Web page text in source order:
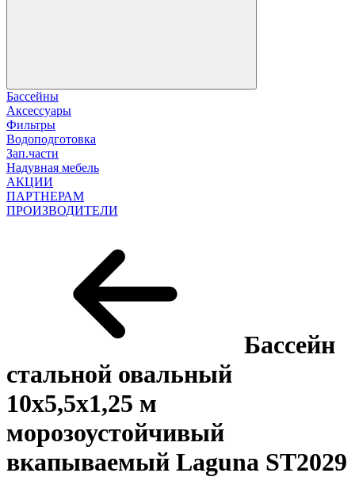
Бассейны
Аксессуары
Фильтры
Водоподготовка
Зап.части
Надувная мебель
АКЦИИ
ПАРТНЕРАМ
ПРОИЗВОДИТЕЛИ
Бассейн
стальной овальный
10x5,5x1,25 м
морозоустойчивый
вкапываемый Laguna ST2029